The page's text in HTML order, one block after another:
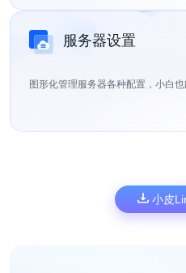
服务器设置
图形化管理服务器各种配置，小白
小皮